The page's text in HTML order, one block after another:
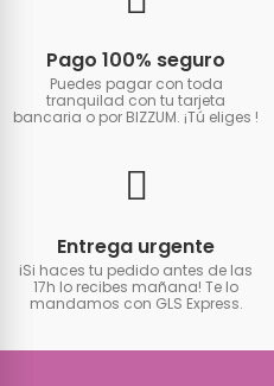
Pago 100% seguro
Puedes pagar con toda
tranquilad con tu tarjeta
bancaria o por BIZZUM. ¡Tú eliges !
Entrega urgente
iSi haces tu pedido antes de las
17h lo recibes mañana! Te lo
mandamos con GLS Express.